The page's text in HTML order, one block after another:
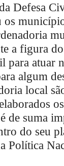
Defesa
a figura
para atuar
algum
local
de suma
do seu
Política